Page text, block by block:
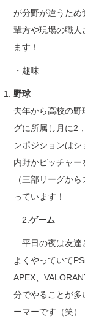
が分野が違うた
輩方や現場の職
ます！
・趣味
野球
去年から高校の野
グに所属し月に2
ンポジションはシ
内野かピッチャ
（三部リーグか
っています！
2.ゲーム
平日の夜は友達
よくやっていて
APEX、
分でやることが
ーマーです（笑）